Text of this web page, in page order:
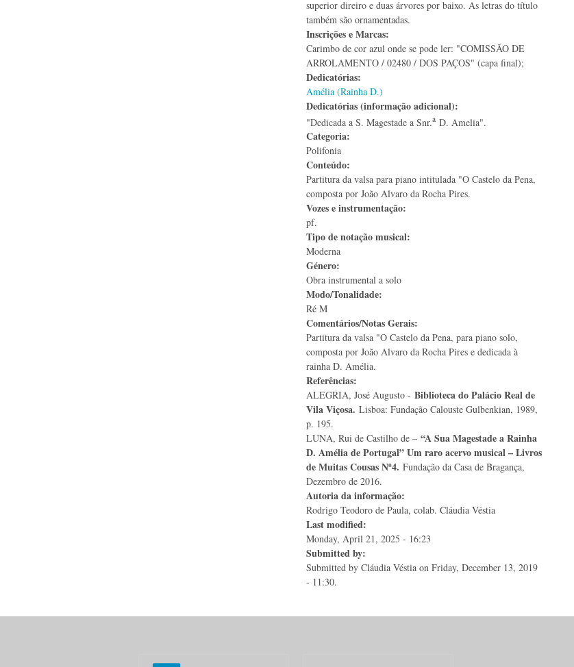
superior direiro e duas árvores por baixo. As letras do título
também são ornamentadas.
Inscrições e Marcas:
Carimbo de cor azul onde se pode ler: "COMISSÃO DE
ARROLAMENTO / 02480 / DOS PAÇOS" (capa final);
Dedicatórias:
Amélia (Rainha D.)
Dedicatórias (informação adicional):
"Dedicada a S. Magestade a Snr.a D. Amelia".
Categoria:
Polifonia
Conteúdo:
Partitura da valsa para piano intitulada "O Castelo da Pena,
composta por João Alvaro da Rocha Pires.
Vozes e instrumentação:
pf.
Tipo de notação musical:
Moderna
Género:
Obra instrumental a solo
Modo/Tonalidade:
Ré M
Comentários/Notas Gerais:
Partitura da valsa "O Castelo da Pena, para piano solo,
composta por João Alvaro da Rocha Pires e dedicada à
rainha D. Amélia.
Referências:
ALEGRIA, José Augusto - Biblioteca do Palácio Real de
Vila Viçosa. Lisboa: Fundação Calouste Gulbenkian, 1989,
p. 195.
LUNA, Rui de Castilho de – “A Sua Magestade a Rainha
D. Amélia de Portugal” Um raro acervo musical – Livros
de Muitas Cousas Nº4. Fundação da Casa de Bragança,
Dezembro de 2016.
Autoria da informação:
Rodrigo Teodoro de Paula, colab. Cláudia Véstia
Last modified:
Monday, April 21, 2025 - 16:23
Submitted by:
Submitted by Cláudia Véstia on Friday, December 13, 2019
- 11:30.